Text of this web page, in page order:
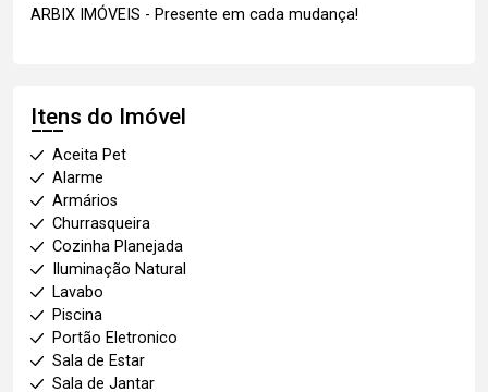
ARBIX IMÓVEIS - Presente em cada mudança!
Itens do Imóvel
Aceita Pet
Alarme
Armários
Churrasqueira
Cozinha Planejada
Iluminação Natural
Lavabo
Piscina
Portão Eletronico
Sala de Estar
Sala de Jantar